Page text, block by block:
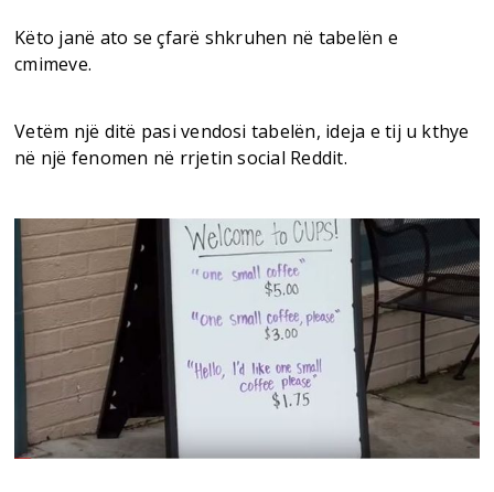
Këto janë ato se çfarë shkruhen në tabelën e
cmimeve.
Vetëm një ditë pasi vendosi tabelën, ideja e tij u kthye
në një fenomen në rrjetin social Reddit.